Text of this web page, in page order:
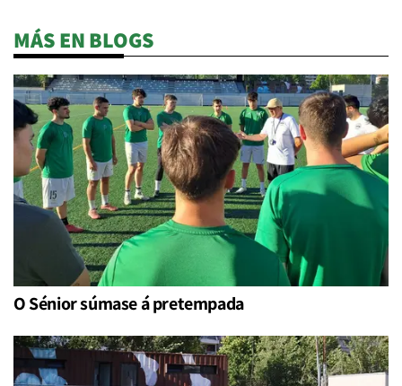
MÁS EN BLOGS
O Sénior súmase á pretempada